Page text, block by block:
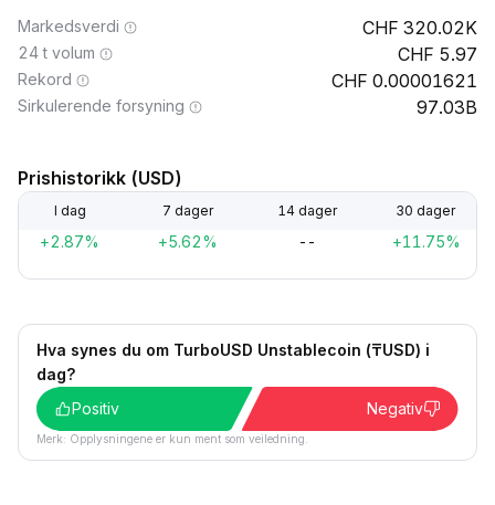
Markedsverdi 320.02K
24 t volum 5.97
Rekord 0.00001621
Sirkulerende forsyning 97.03B
Prishistorikk (USD)
I dag 7 dager 14 dager 30 dager
+2.87% +5.62% -- +11.75%
Hva synes du om TurboUSD Unstablecoin (₸USD) i
dag?
Positiv
Negativ
Merk: Opplysningene er kun ment som veiledning.